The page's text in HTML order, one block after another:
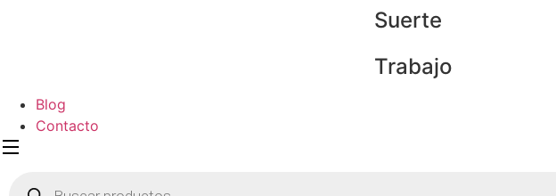
Suerte
Trabajo
Blog
Contacto